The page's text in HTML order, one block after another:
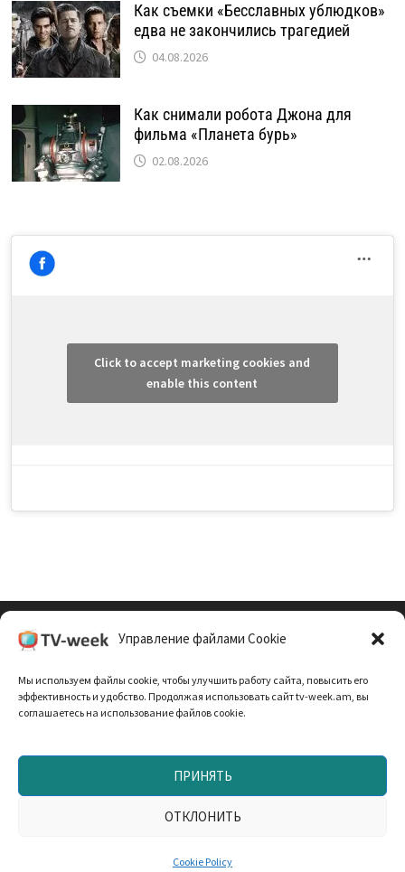
Управление файлами Cookie
Мы используем файлы cookie, чтобы улучшить работу сайта, повысить его
эффективность и удобство. Продолжая использовать сайт tv-week.am, вы
соглашаетесь на использование файлов cookie.
ПРИНЯТЬ
ОТКЛОНИТЬ
Cookie Policy
Как съемки «Бесславных ублюдков»
едва не закончились трагедией
04.08.2026
Как снимали робота Джона для
фильма «Планета бурь»
02.08.2026
Click to accept marketing cookies and
enable this content
Политика Конфиденциальности
Запрещено использование материалов TV-неделя без
согласования с редакцией. При использовании
обязательна. Работает наWordPress